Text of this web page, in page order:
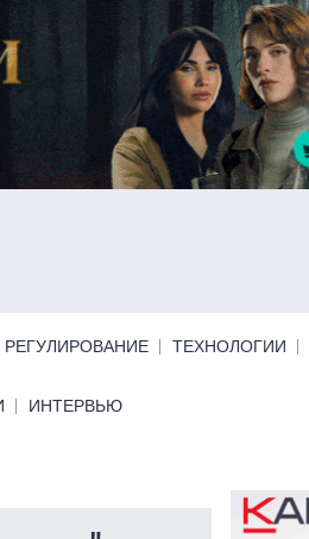
РЕГУЛИРОВАНИЕ ТЕХНОЛОГИИ
ИНТЕРВЬЮ